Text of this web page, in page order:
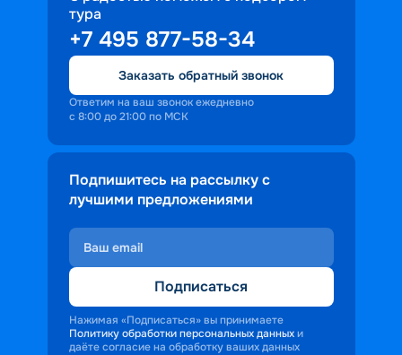
доброжелательность и заинтересованность
персонала корабля в каждом госте.
Ступая на борт теплохода, пассажиры
попадают в совершенно иную атмосферу,
где властвует тяга к приключениям и
открытиям.
тура
+7 495 877-58-34
Заказать обратный звонок
Ответим на ваш звонок ежедневно
с 8:00 до 21:00 по МСК
Подпишитесь на рассылку с
лучшими предложениями
Подписаться
Нажимая «Подписаться» вы принимаете
Политику обработки персональных данных и
даёте согласие на обработку ваших данных